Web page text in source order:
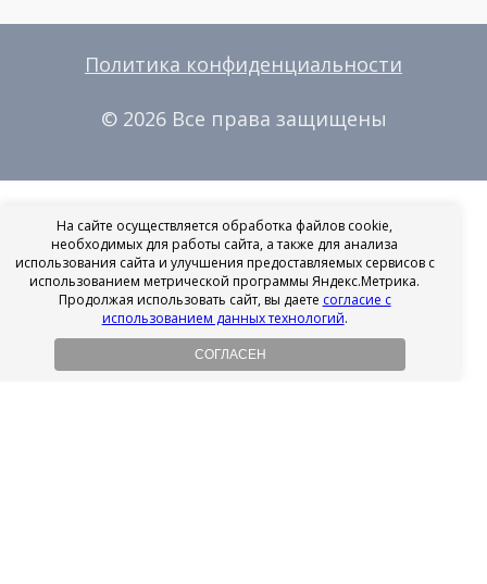
Политика конфиденциальности
© 2026 Все права защищены
На сайте осуществляется обработка файлов cookie,
необходимых для работы сайта, а также для анализа
использования сайта и улучшения предоставляемых сервисов с
использованием метрической программы Яндекс.Метрика.
Продолжая использовать сайт, вы даете согласие с
использованием данных технологий.
СОГЛАСЕН